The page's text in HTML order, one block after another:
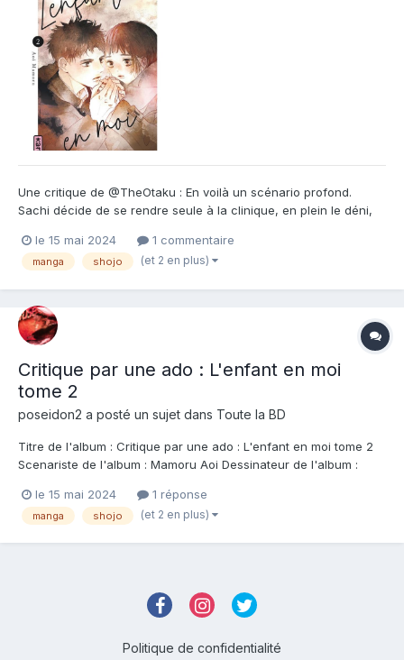
Une critique de @TheOtaku : En voilà un scénario profond.
Sachi décide de se rendre seule à la clinique, en plein le déni,
l'embryon en elle, elle ne sait plus. Il ne reste plus que 3
semaines à Takara et elle pour prendre une décision mais e...
le 15 mai 2024 1 commentaire
manga shojo (et 2 en plus)
Critique par une ado : L'enfant en moi
tome 2
poseidon2 a posté un sujet dans Toute la BD
Titre de l'album : Critique par une ado : L'enfant en moi tome 2
Scenariste de l'album : Mamoru Aoi Dessinateur de l'album :
Résumé de l'album : Alors qu'elle était censée attendre Takara
pour aller voir un g...
le 15 mai 2024 1 réponse
manga shojo (et 2 en plus)
Politique de confidentialité